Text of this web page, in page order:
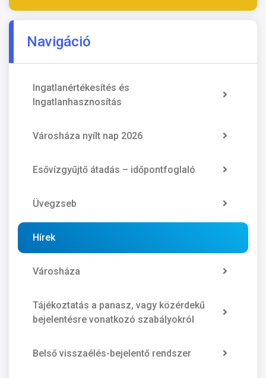
Navigáció
Ingatlanértékesítés és
Ingatlanhasznosítás
Városháza nyílt nap 2026
Esővízgyűjtő átadás – időpontfoglaló
Üvegzseb
Hírek
Városháza
Tájékoztatás a panasz, vagy közérdekű
bejelentésre vonatkozó szabályokról
Belső visszaélés-bejelentő rendszer